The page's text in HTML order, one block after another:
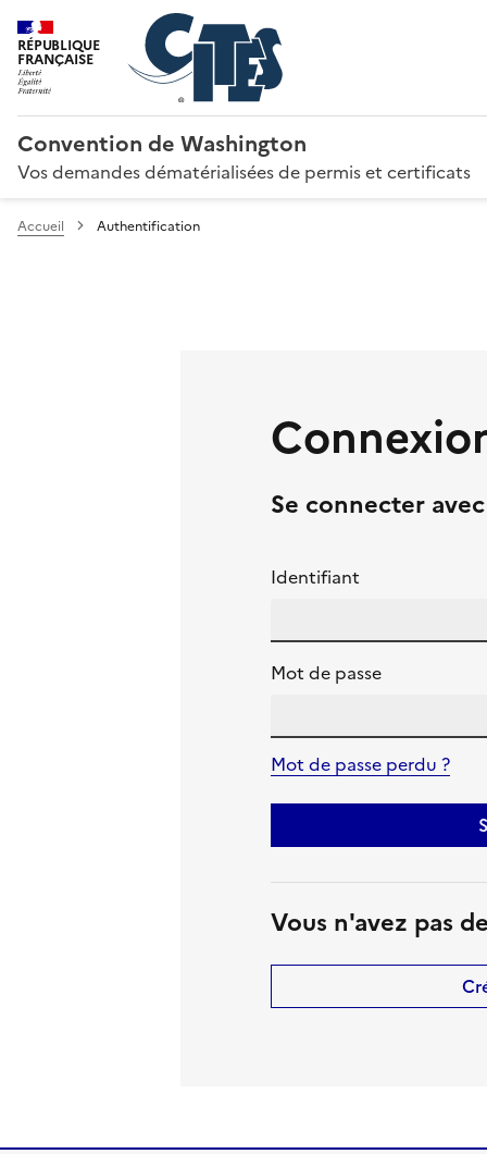
RÉPUBLIQUE
FRANÇAISE
Convention de Washington
Vos demandes dématérialisées de permis et certificats
Accueil Authentification
Se connecter
Identifiant
Mot de passe
Mot de passe perdu ?
Vous n'avez pas